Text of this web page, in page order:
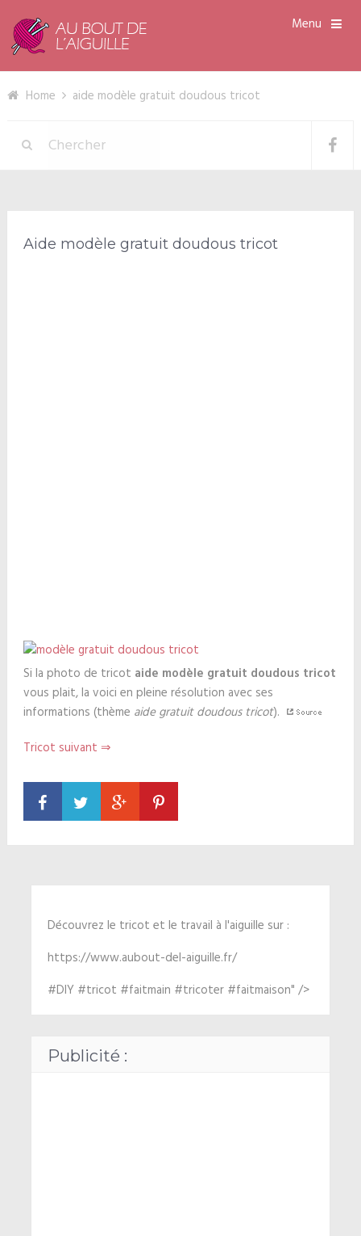
Menu
Home aide modèle gratuit doudous tricot
Aide modèle gratuit doudous tricot
Si la photo de tricot aide modèle gratuit doudous tricot
vous plait, la voici en pleine résolution avec ses
informations (thème aide gratuit doudous tricot).
Tricot suivant ⇒
Découvrez le tricot et le travail à l'aiguille sur :
https://www.aubout-del-aiguille.fr/
#DIY #tricot #faitmain #tricoter #faitmaison" />
Publicité :